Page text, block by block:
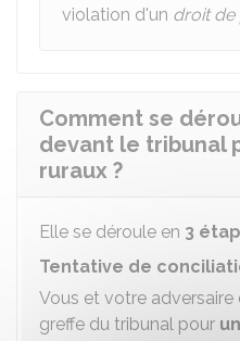
violation d'un droit de
Comment se
devant le tribunal
ruraux ?
Elle se déroule en 3
Tentative de
Vous et votre
greffe du tribunal pour